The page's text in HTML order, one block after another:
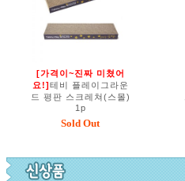
[가격이~진짜 미쳤어
요!]테비 플레이그라운
드 평판 스크레쳐(스몰)
1p
Sold Out